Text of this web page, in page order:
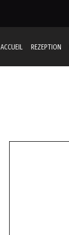
ACCUEIL REZEPTION